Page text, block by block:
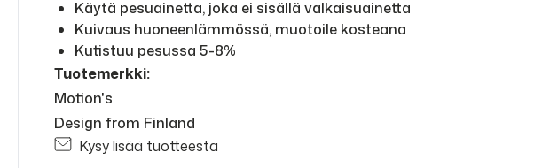
Käytä pesuainetta, joka ei sisällä valkaisuainetta
Kuivaus huoneenlämmössä, muotoile kosteana
Kutistuu pesussa 5-8%
Tuotemerkki:
Motion's
Design from Finland
Kysy lisää tuotteesta